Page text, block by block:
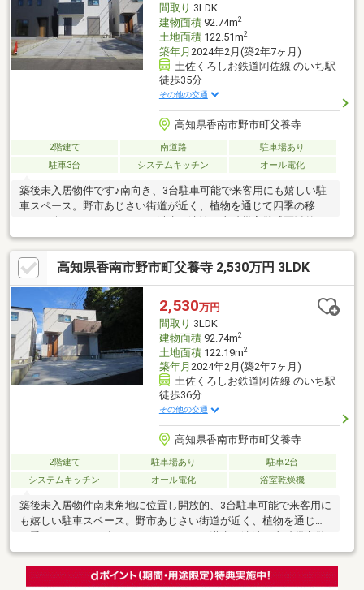
間取り 3LDK
建物面積92.74m2
土地面積122.51m2
築年月 2024年2月(築2年7ヶ月)
土佐くろしお鉄道阿佐線 のいち駅
徒歩35分
その他の交通
高知県香南市野市町父養寺
2階建て 南道路
駐車場あり
駐車3台
システムキッチン オール電化
築後未入居物件です♪南向き、3台駐車可能で来客用にも嬉しい駐
車スペース。野市あじさい街道が近く、植物を通じて四季の移ろ
いをお楽しみいただけます。洪水・津波・土砂災害警戒区域外、
災害から家族や財産を守ることができます。長年にわたり安心し
て生活できる環境です。他にも住宅瑕疵保証10年、地盤保証10
年、省令準耐火仕様（火災保険がお得です）等、家計に優しく安
全なお家。間取りはリビングに階段を設け家族が自然と集う空間
へ。また全居室、廊下に収納があり、機能的かつ整然とした居住
スペースを実現できます。入居後すぐに必要になるエアコン、照
明器具は設置済。即入居が可能です。住宅ローンのご相談も受付
中。
高知県香南市野市町父養寺 2,530万円 3LDK
2,530万円
間取り 3LDK
建物面積92.74m2
土地面積122.19m2
築年月 2024年2月(築2年7ヶ月)
土佐くろしお鉄道阿佐線 のいち駅
徒歩36分
その他の交通
高知県香南市野市町父養寺
2階建て 駐車場あり
駐車2台
システムキッチン
オール電化 浴室乾燥機
築後未入居物件南東角地に位置し開放的、3台駐車可能で来客用に
も嬉しい駐車スペース。野市あじさい街道が近く、植物を通じて
戒区域外、災害から家族や財産を守ることができます。長年にわ
たり安心して生活できる環境です。他にも住宅瑕疵保証10年、地
盤保証10年、省令準耐火仕様（火災保険がお得です）等、家計に